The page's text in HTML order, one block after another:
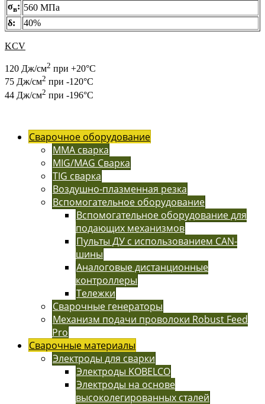
σв: 560 МПа
δ:
40%
KCV
120 Дж/см2 при +20°С
75 Дж/см2 при -120°С
44 Дж/см2 при -196°С
Сварочное оборудование
MMA сварка
MIG/MAG Сварка
TIG сварка
Воздушно-плазменная резка
Вспомогательное оборудование
Вспомогательное оборудование для
подающих механизмов
Пульты ДУ с использованием CAN-
шины
Аналоговые дистанционные
контроллеры
Тележки
Сварочные генераторы
Механизм подачи проволоки Robust Feed
Pro
Сварочные материалы
Электроды для сварки
Электроды KOBELCO
Электроды на основе
высоколегированных сталей